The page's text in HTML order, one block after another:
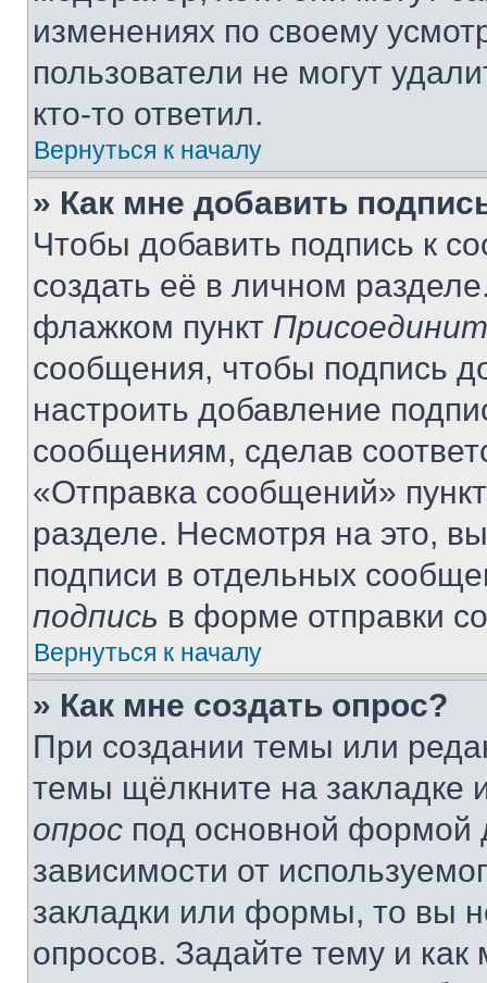
изменениях по своему
пользователи не могут
кто-то ответил.
Вернуться к началу
» Как мне добавить
Чтобы добавить подпись к
создать её в личном
флажком пункт
сообщения, чтобы подпись
настроить добавление
сообщениям, сделав
«Отправка сообщений»
разделе. Несмотря на это,
подписи в отдельных
подпись в форме отправки
Вернуться к началу
» Как мне создать опрос?
При создании темы или
темы щёлкните на
опрос под основной формой
зависимости от
закладки или формы, то вы
опросов. Задайте тему и